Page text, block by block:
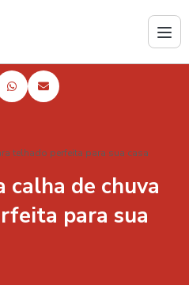
telhado perfeita para sua casa
calha de chuva
para sua